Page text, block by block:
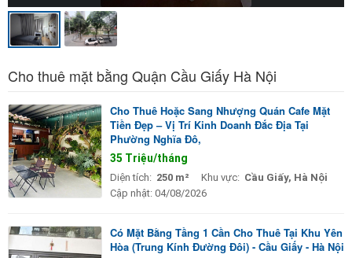
Cho thuê mặt bằng Quận Cầu Giấy Hà Nội
Cho Thuê Hoặc Sang Nhượng Quán Cafe Mặt
Tiền Đẹp – Vị Trí Kinh Doanh Đắc Địa Tại
Phường Nghĩa Đô,
35 Triệu/tháng
Diện tích: 250 m² Khu vực: Cầu Giấy, Hà Nội
Cập nhật: 04/08/2026
Có Mặt Bằng Tầng 1 Cần Cho Thuê Tại Khu Yên
Hòa (Trung Kính Đường Đôi) - Cầu Giấy - Hà Nội